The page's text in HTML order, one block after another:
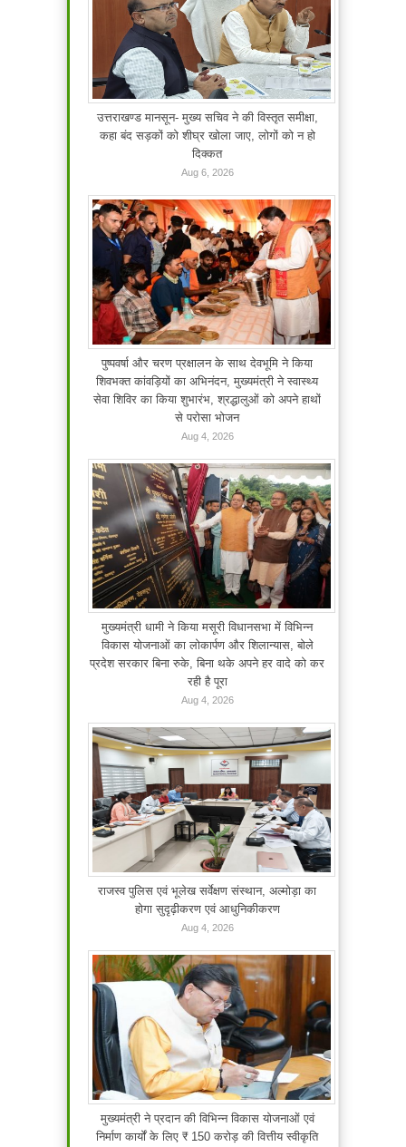
उत्तराखण्ड मानसून- मुख्य सचिव ने की विस्तृत समीक्षा,
कहा बंद सड़कों को शीघ्र खोला जाए, लोगों को न हो
दिक्कत
Aug 6, 2026
पुष्पवर्षा और चरण प्रक्षालन के साथ देवभूमि ने किया
शिवभक्त कांवड़ियों का अभिनंदन, मुख्यमंत्री ने स्वास्थ्य
सेवा शिविर का किया शुभारंभ, श्रद्धालुओं को अपने हाथों
से परोसा भोजन
Aug 4, 2026
मुख्यमंत्री धामी ने किया मसूरी विधानसभा में विभिन्न
विकास योजनाओं का लोकार्पण और शिलान्यास, बोले
प्रदेश सरकार बिना रुके, बिना थके अपने हर वादे को कर
रही है पूरा
Aug 4, 2026
राजस्व पुलिस एवं भूलेख सर्वेक्षण संस्थान, अल्मोड़ा का
होगा सुदृढ़ीकरण एवं आधुनिकीकरण
Aug 4, 2026
मुख्यमंत्री ने प्रदान की विभिन्न विकास योजनाओं एवं
निर्माण कार्यों के लिए ₹ 150 करोड़ की वित्तीय स्वीकृति